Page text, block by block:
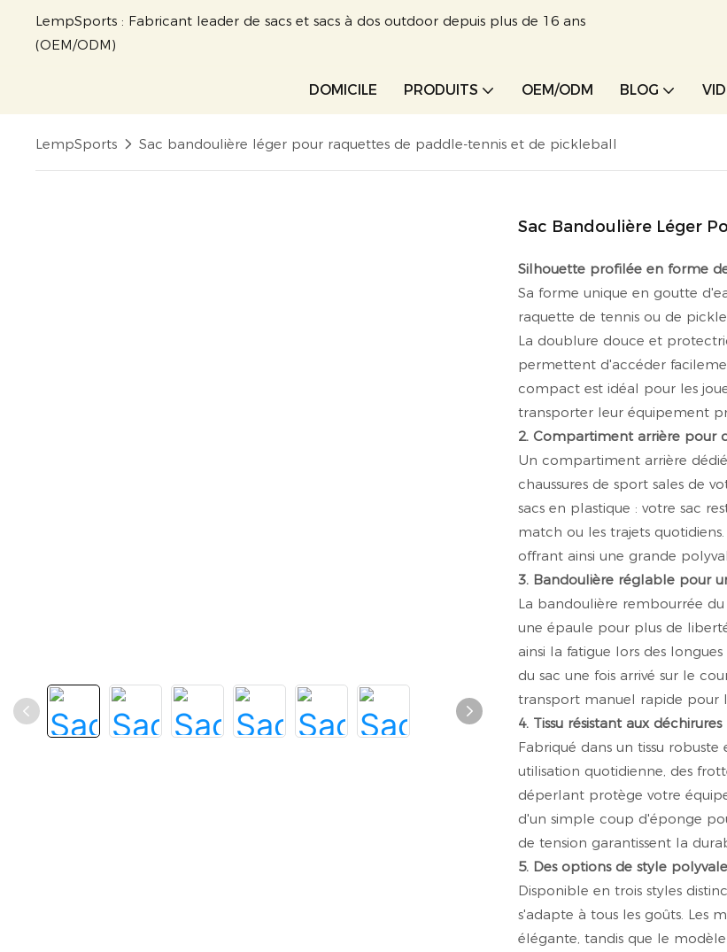
LempSports : Fabricant leader de sacs et sacs à dos outdoor depuis plus de 16 ans
(OEM/ODM)
DOMICILE PRODUITS OEM/ODM BLOG
LempSports Sac bandoulière léger pour raquettes de paddle-tennis et de pickleball
Sac Bandoulière Léger
Silhouette profilée en forme
Sa forme unique en goutte
raquette de tennis ou de
La doublure douce et
permettent d'accéder
compact est idéal pour les
transporter leur équipement
2. Compartiment arrière pour
Un compartiment arrière
chaussures de sport sales de
sacs en plastique : votre sac
match ou les trajets
offrant ainsi une grande
3. Bandoulière réglable pour
La bandoulière rembourrée
une épaule pour plus de
ainsi la fatigue lors des
du sac une fois arrivé sur le
transport manuel rapide pour
4. Tissu résistant aux
Fabriqué dans un tissu
utilisation quotidienne, des
déperlant protège votre
d'un simple coup d'éponge
de tension garantissent la
5. Des options de style
Disponible en trois styles
s'adapte à tous les goûts. Les
élégante, tandis que le